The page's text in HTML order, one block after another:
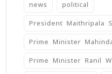
news political
President Maithripala
Prime Minister
Prime Minister Ranil